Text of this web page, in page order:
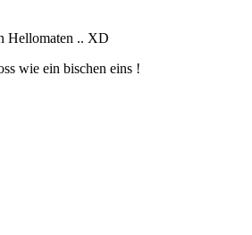
Hellomaten .. XD
wie ein bischen eins !